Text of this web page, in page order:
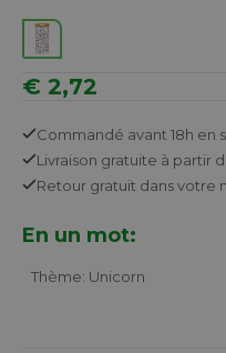
€ 2,72
Commandé avant 18h en
Livraison gratuite à partir
Retour gratuit dans votre
En un mot:
Thème: Unicorn